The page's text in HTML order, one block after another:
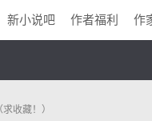
新小说吧 作者福利 作
收藏！）